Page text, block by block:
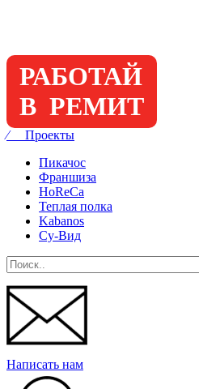
РАБОТАЙ
В РЕМИТ
⁄ Проекты
Пикачос
Франшиза
HoReCa
Теплая полка
Kabanos
Су-Вид
Написать нам